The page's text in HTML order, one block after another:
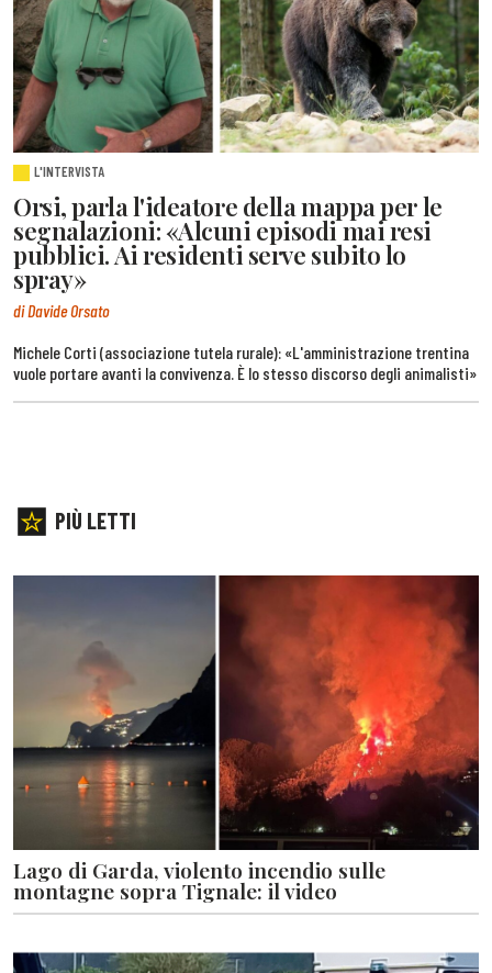
L'INTERVISTA
Orsi, parla l'ideatore della mappa per le
segnalazioni: «Alcuni episodi mai resi
pubblici. Ai residenti serve subito lo
spray»
di Davide Orsato
Michele Corti (associazione tutela rurale): «L'amministrazione trentina
vuole portare avanti la convivenza. È lo stesso discorso degli animalisti»
PIÙ LETTI
Lago di Garda, violento incendio sulle
montagne sopra Tignale: il video